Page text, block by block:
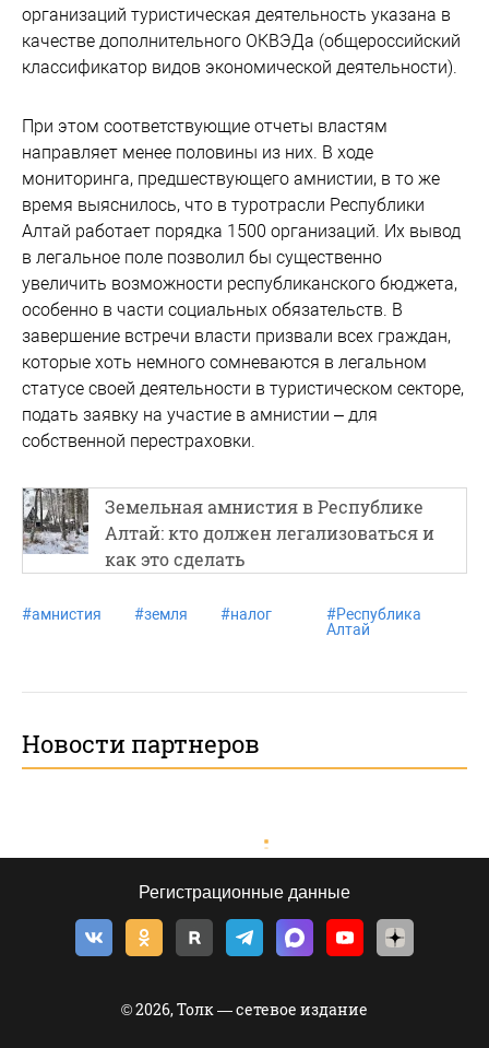
организаций туристическая деятельность указана в
качестве дополнительного ОКВЭДа (общероссийский
классификатор видов экономической деятельности).
При этом соответствующие отчеты властям
направляет менее половины из них. В ходе
мониторинга, предшествующего амнистии, в то же
время выяснилось, что в туротрасли Республики
Алтай работает порядка 1500 организаций. Их вывод
в легальное поле позволил бы существенно
увеличить возможности республиканского бюджета,
особенно в части социальных обязательств. В
завершение встречи власти призвали всех граждан,
которые хоть немного сомневаются в легальном
статусе своей деятельности в туристическом секторе,
подать заявку на участие в амнистии – для
собственной перестраховки.
Земельная амнистия в Республике
Алтай: кто должен легализоваться и
как это сделать
#амнистия #земля #налог #Республика
Алтай
Новости партнеров
Регистрационные данные
© 2026, Толк — сетевое издание